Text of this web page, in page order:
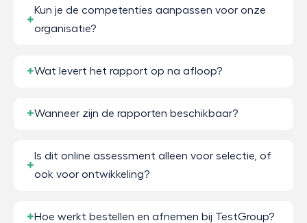
Kun je de competenties aanpassen voor onze
organisatie?
Wat levert het rapport op na afloop?
Wanneer zijn de rapporten beschikbaar?
Is dit online assessment alleen voor selectie, of
ook voor ontwikkeling?
Hoe werkt bestellen en afnemen bij TestGroup?